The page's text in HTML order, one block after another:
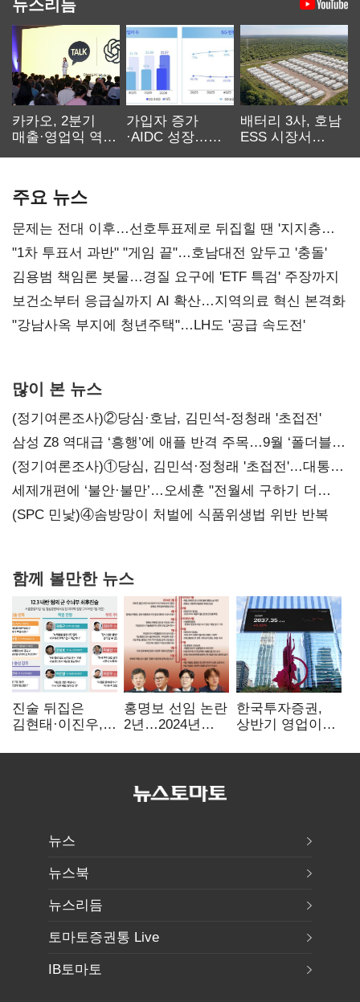
카카오, 2분기
매출·영업익 역대
가입자 증가
·AIDC 성장…
배터리 3사, 호남
ESS 시장서
주요 뉴스
문제는 전대 이후…선호투표제로 뒤집힐 땐 '지지층
불복'
"1차 투표서 과반" "게임 끝"…호남대전 앞두고 '충돌'
김용범 책임론 봇물…경질 요구에 'ETF 특검' 주장까지
보건소부터 응급실까지 AI 확산…지역의료 혁신 본격화
"강남사옥 부지에 청년주택"…LH도 '공급 속도전'
많이 본 뉴스
(정기여론조사)②당심·호남, 김민석-정청래 '초접전'
삼성 Z8 역대급 ‘흥행’에 애플 반격 주목…9월 ‘폴더블
대전’
(정기여론조사)①당심, 김민석·정청래 '초접전'…대통령
지지도 '50% 아래로'(종합)
세제개편에 ‘불안·불만’…오세훈 "전월세 구하기 더
힘들어질 것"
(SPC 민낯)④솜방망이 처벌에 식품위생법 위반 반복
함께 볼만한 뉴스
진술 뒤집은
김현태·이진우,
헌신"…법정서
홍명보 선임 논란
2년…2024년
압색까지
한국투자증권,
상반기 영업이익
전년비 89.1%↑
뉴스
뉴스북
뉴스리듬
토마토증권통 Live
IB토마토